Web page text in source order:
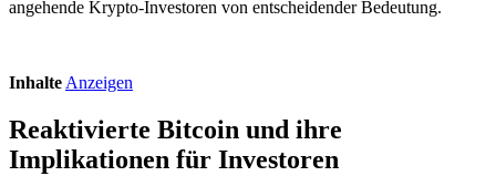
angehende Krypto-Investoren von entscheidender Bedeutung.
Inhalte Anzeigen
Reaktivierte Bitcoin und ihre
Implikationen für Investoren